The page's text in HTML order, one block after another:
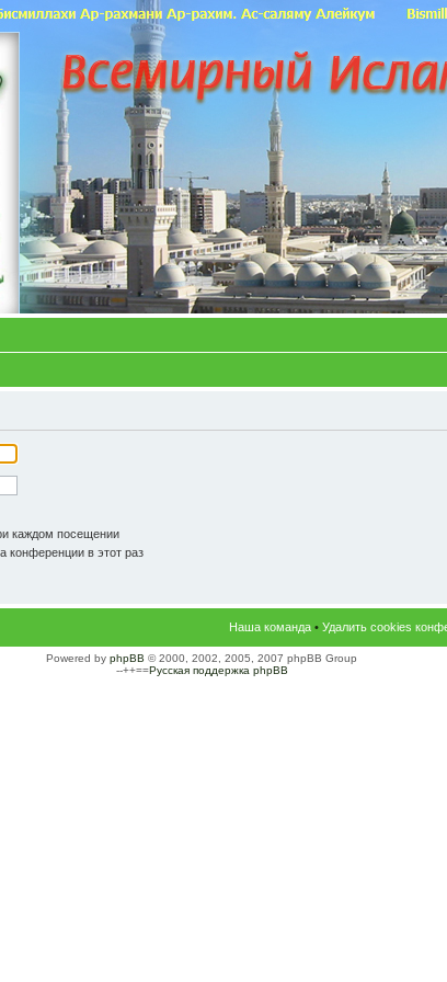
каждом посещении
конференции в этот раз
Наша команда • Удалить cookies
Powered by phpBB © 2000, 2002, 2005, 2007 phpBB Group
--++==Русская поддержка phpBB